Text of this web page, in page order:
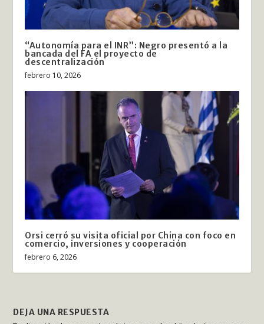
“Autonomía para el INR”: Negro presentó a la
bancada del FA el proyecto de
descentralización
febrero 10, 2026
Orsi cerró su visita oficial por China con foco en
comercio, inversiones y cooperación
febrero 6, 2026
DEJA UNA RESPUESTA